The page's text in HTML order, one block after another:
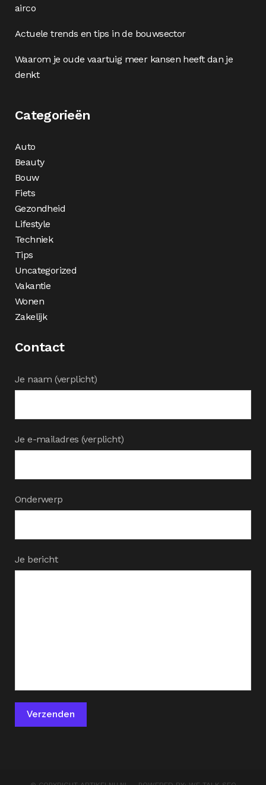
airco
Actuele trends en tips in de bouwsector
Waarom je oude vaartuig meer kansen heeft dan je
denkt
Categorieën
Auto
Beauty
Bouw
Fiets
Gezondheid
Lifestyle
Techniek
Tips
Uncategorized
Vakantie
Wonen
Zakelijk
Contact
Je naam (verplicht)
Je e-mailadres (verplicht)
Onderwerp
Je bericht